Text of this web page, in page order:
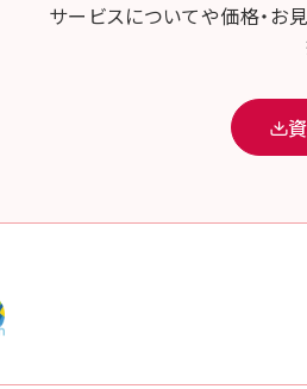
サービスについてや価格・お